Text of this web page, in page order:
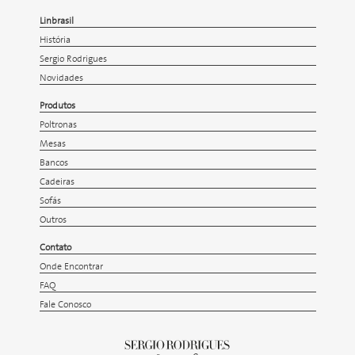
Linbrasil
História
Sergio Rodrigues
Novidades
Produtos
Poltronas
Mesas
Bancos
Cadeiras
Sofás
Outros
Contato
Onde Encontrar
FAQ
Fale Conosco